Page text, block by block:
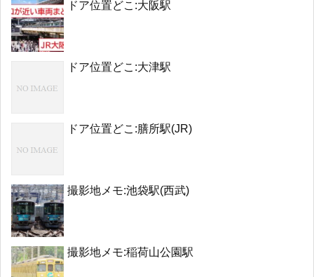
ドア位置どこ:大阪駅
ドア位置どこ:大津駅
ドア位置どこ:膳所駅(JR)
撮影地メモ:池袋駅(西武)
撮影地メモ:稲荷山公園駅